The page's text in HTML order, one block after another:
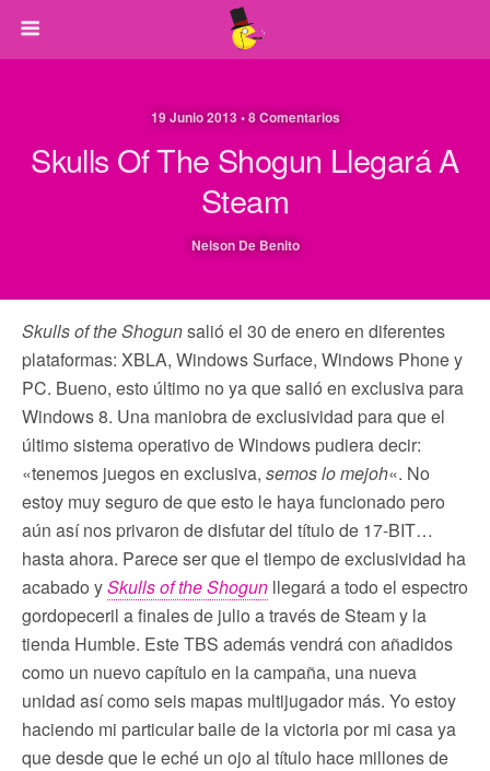
19 Junio 2013 • 8 Comentarios
Skulls Of The Shogun Llegará A
Steam
Nelson De Benito
Skulls of the Shogunsalió el 30 de enero en diferentes
plataformas: XBLA, Windows Surface, Windows Phone y
PC. Bueno, esto último no ya que salió en exclusiva para
Windows 8. Una maniobra de exclusividad para que el
último sistema operativo de Windows pudiera decir:
«tenemos juegos en exclusiva, semos lo mejoh«. No
estoy muy seguro de que esto le haya funcionado pero
aún así nos privaron de disfutar del título de 17-BIT…
hasta ahora. Parece ser que el tiempo de exclusividad ha
acabado ySkulls of the Shogun llegará a todo el espectro
gordopeceril a finales de julio a través de Steam y la
tienda Humble. Este TBS además vendrá con añadidos
como un nuevo capítulo en la campaña, una nueva
unidad así como seis mapas multijugador más. Yo estoy
haciendo mi particular baile de la victoria por mi casa ya
que desde que le eché un ojo al título hace millones de